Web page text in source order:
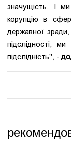
значущість. І
корупцію в
державної
підслідності,
підслідність", -